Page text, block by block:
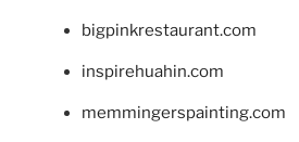
bigpinkrestaurant.com
inspirehuahin.com
memmingerspainting.com